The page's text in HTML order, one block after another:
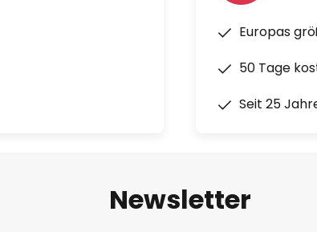
Europas
50 Tage
Seit 25
Newsletter